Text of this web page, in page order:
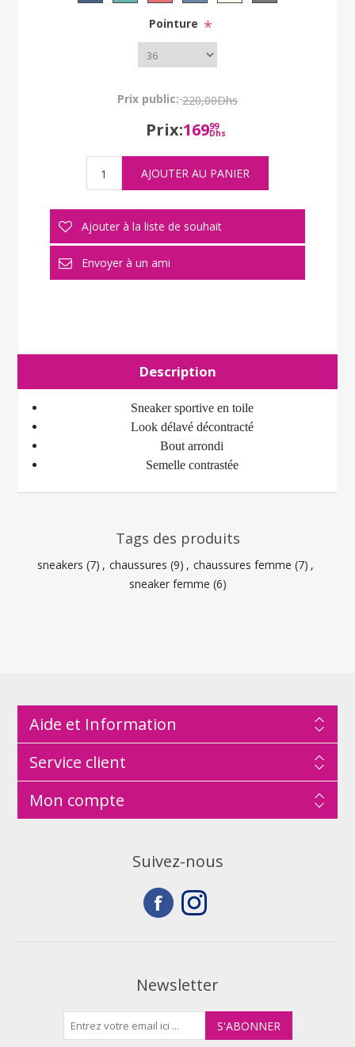
Pointure *
Prix public: 220,00Dhs
Prix:16999
Dhs
Description
Sneaker sportive en toile
Look délavé décontracté
Bout arrondi
Semelle contrastée
Tags des produits
sneakers (7) , chaussures (9) , chaussures femme (7) ,
sneaker femme (6)
Aide et Information
Service client
Mon compte
Suivez-nous
Newsletter